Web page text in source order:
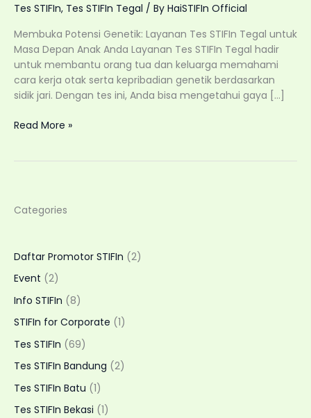
Tes STIFIn, Tes STIFIn Tegal / By HaiSTIFIn Official
Membuka Potensi Genetik: Layanan Tes STIFIn Tegal untuk
Masa Depan Anak Anda Layanan Tes STIFIn Tegal hadir
untuk membantu orang tua dan keluarga memahami
cara kerja otak serta kepribadian genetik berdasarkan
sidik jari. Dengan tes ini, Anda bisa mengetahui gaya […]
Tes
Anak
dengan
Layanan
Home
Visit
Fleksibel
Read More »
Categories
Daftar Promotor STIFIn (2)
Event (2)
Info STIFIn (8)
STIFIn for Corporate (1)
Tes STIFIn (69)
Tes STIFIn Bandung (2)
Tes STIFIn Batu (1)
Tes STIFIn Bekasi (1)